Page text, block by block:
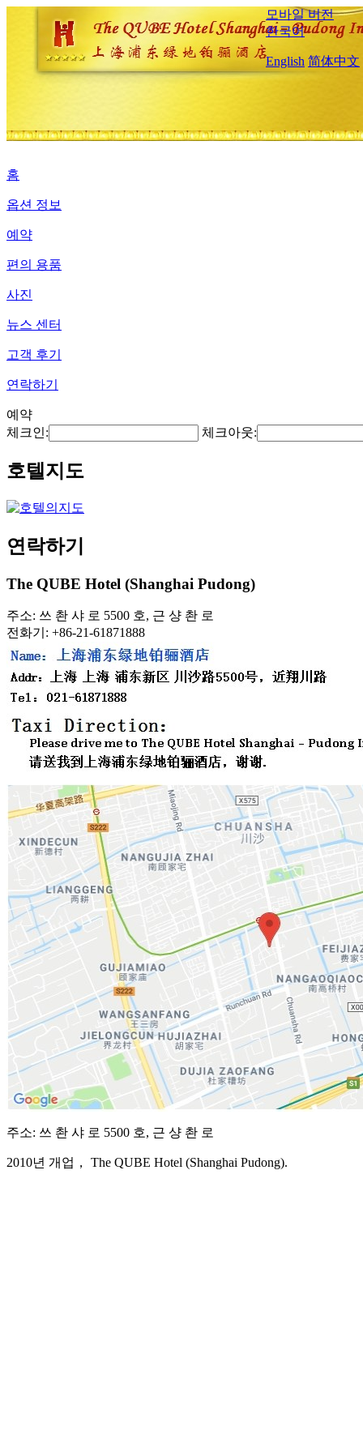
모바일 버전
한국어
English 简体中文
홈
옵션 정보
예약
편의 용품
사진
뉴스 센터
고객 후기
연락하기
예약
체크인:
체크아웃:
호텔지도
연락하기
The QUBE Hotel (Shanghai Pudong)
주소: 쓰 촨 샤 로 5500 호, 근 샹 촨 로
전화기: +86-21-61871888
주소: 쓰 촨 샤 로 5500 호, 근 샹 촨 로
2010년 개업， The QUBE Hotel (Shanghai Pudong).